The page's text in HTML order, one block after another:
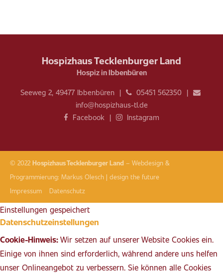
Hospizhaus Tecklenburger Land
Hospiz in Ibbenbüren
Seeweg 2, 49477 Ibbenbüren |
05451 562350 |
info@hospizhaus-tl.de
Facebook | Instagram
© 2022 Hospizhaus Tecklenburger Land – Webdesign &
Programmierung: Markus Olesch | design the future
Impressum
Datenschutz
Einstellungen gespeichert
Datenschutzeinstellungen
Cookie-Hinweis:Wir setzen auf unserer Website Cookies ein.
Einige von ihnen sind erforderlich, während andere uns helfen
unser Onlineangebot zu verbessern. Sie können alle Cookies